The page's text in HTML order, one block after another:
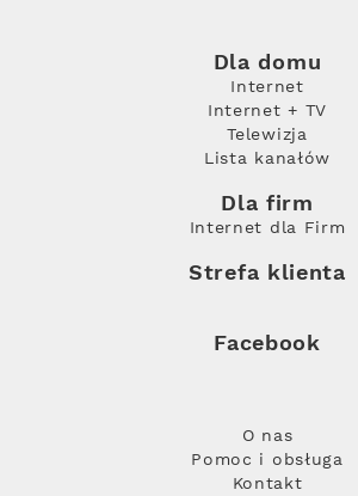
Dla domu
Internet
Internet + TV
Telewizja
Lista kanałów
Dla firm
Internet dla Firm
Strefa klienta
Facebook
O nas
Pomoc i obsługa
Kontakt